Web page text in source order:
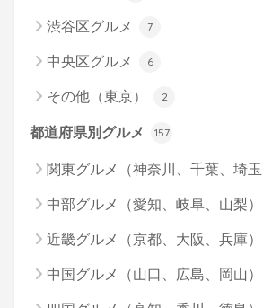
渋谷区グルメ 7
中央区グルメ 6
その他（東京） 2
都道府県別グルメ 157
関東グルメ（神奈川、千葉、埼玉
中部グルメ（愛知、岐阜、山梨）
近畿グルメ（京都、大阪、兵庫）
中国グルメ（山口、広島、岡山）